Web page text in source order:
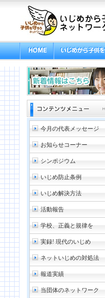
今月の代表メッセージ
お知らせコーナー
シンポジウム
いじめ防止条例
いじめ解決方法
活動報告
学校、正義と規律を
実録! 現代のいじめ
ネットいじめの対処法
報道実績
当団体のネットワーク